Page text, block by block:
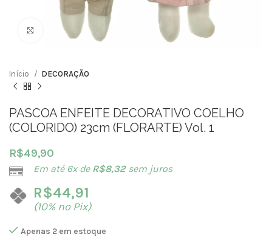
Clique para ampliar
Início DECORAÇÃO
PASCOA ENFEITE DECORATIVO COELHO
(COLORIDO) 23cm (FLORARTE) Vol. 1
R$49,90
Em até 6x de R$8,32sem juros
R$44,91
(10% no Pix)
Apenas 2 em estoque